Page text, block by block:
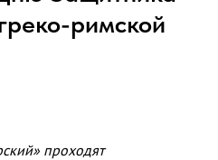
римской
проходят